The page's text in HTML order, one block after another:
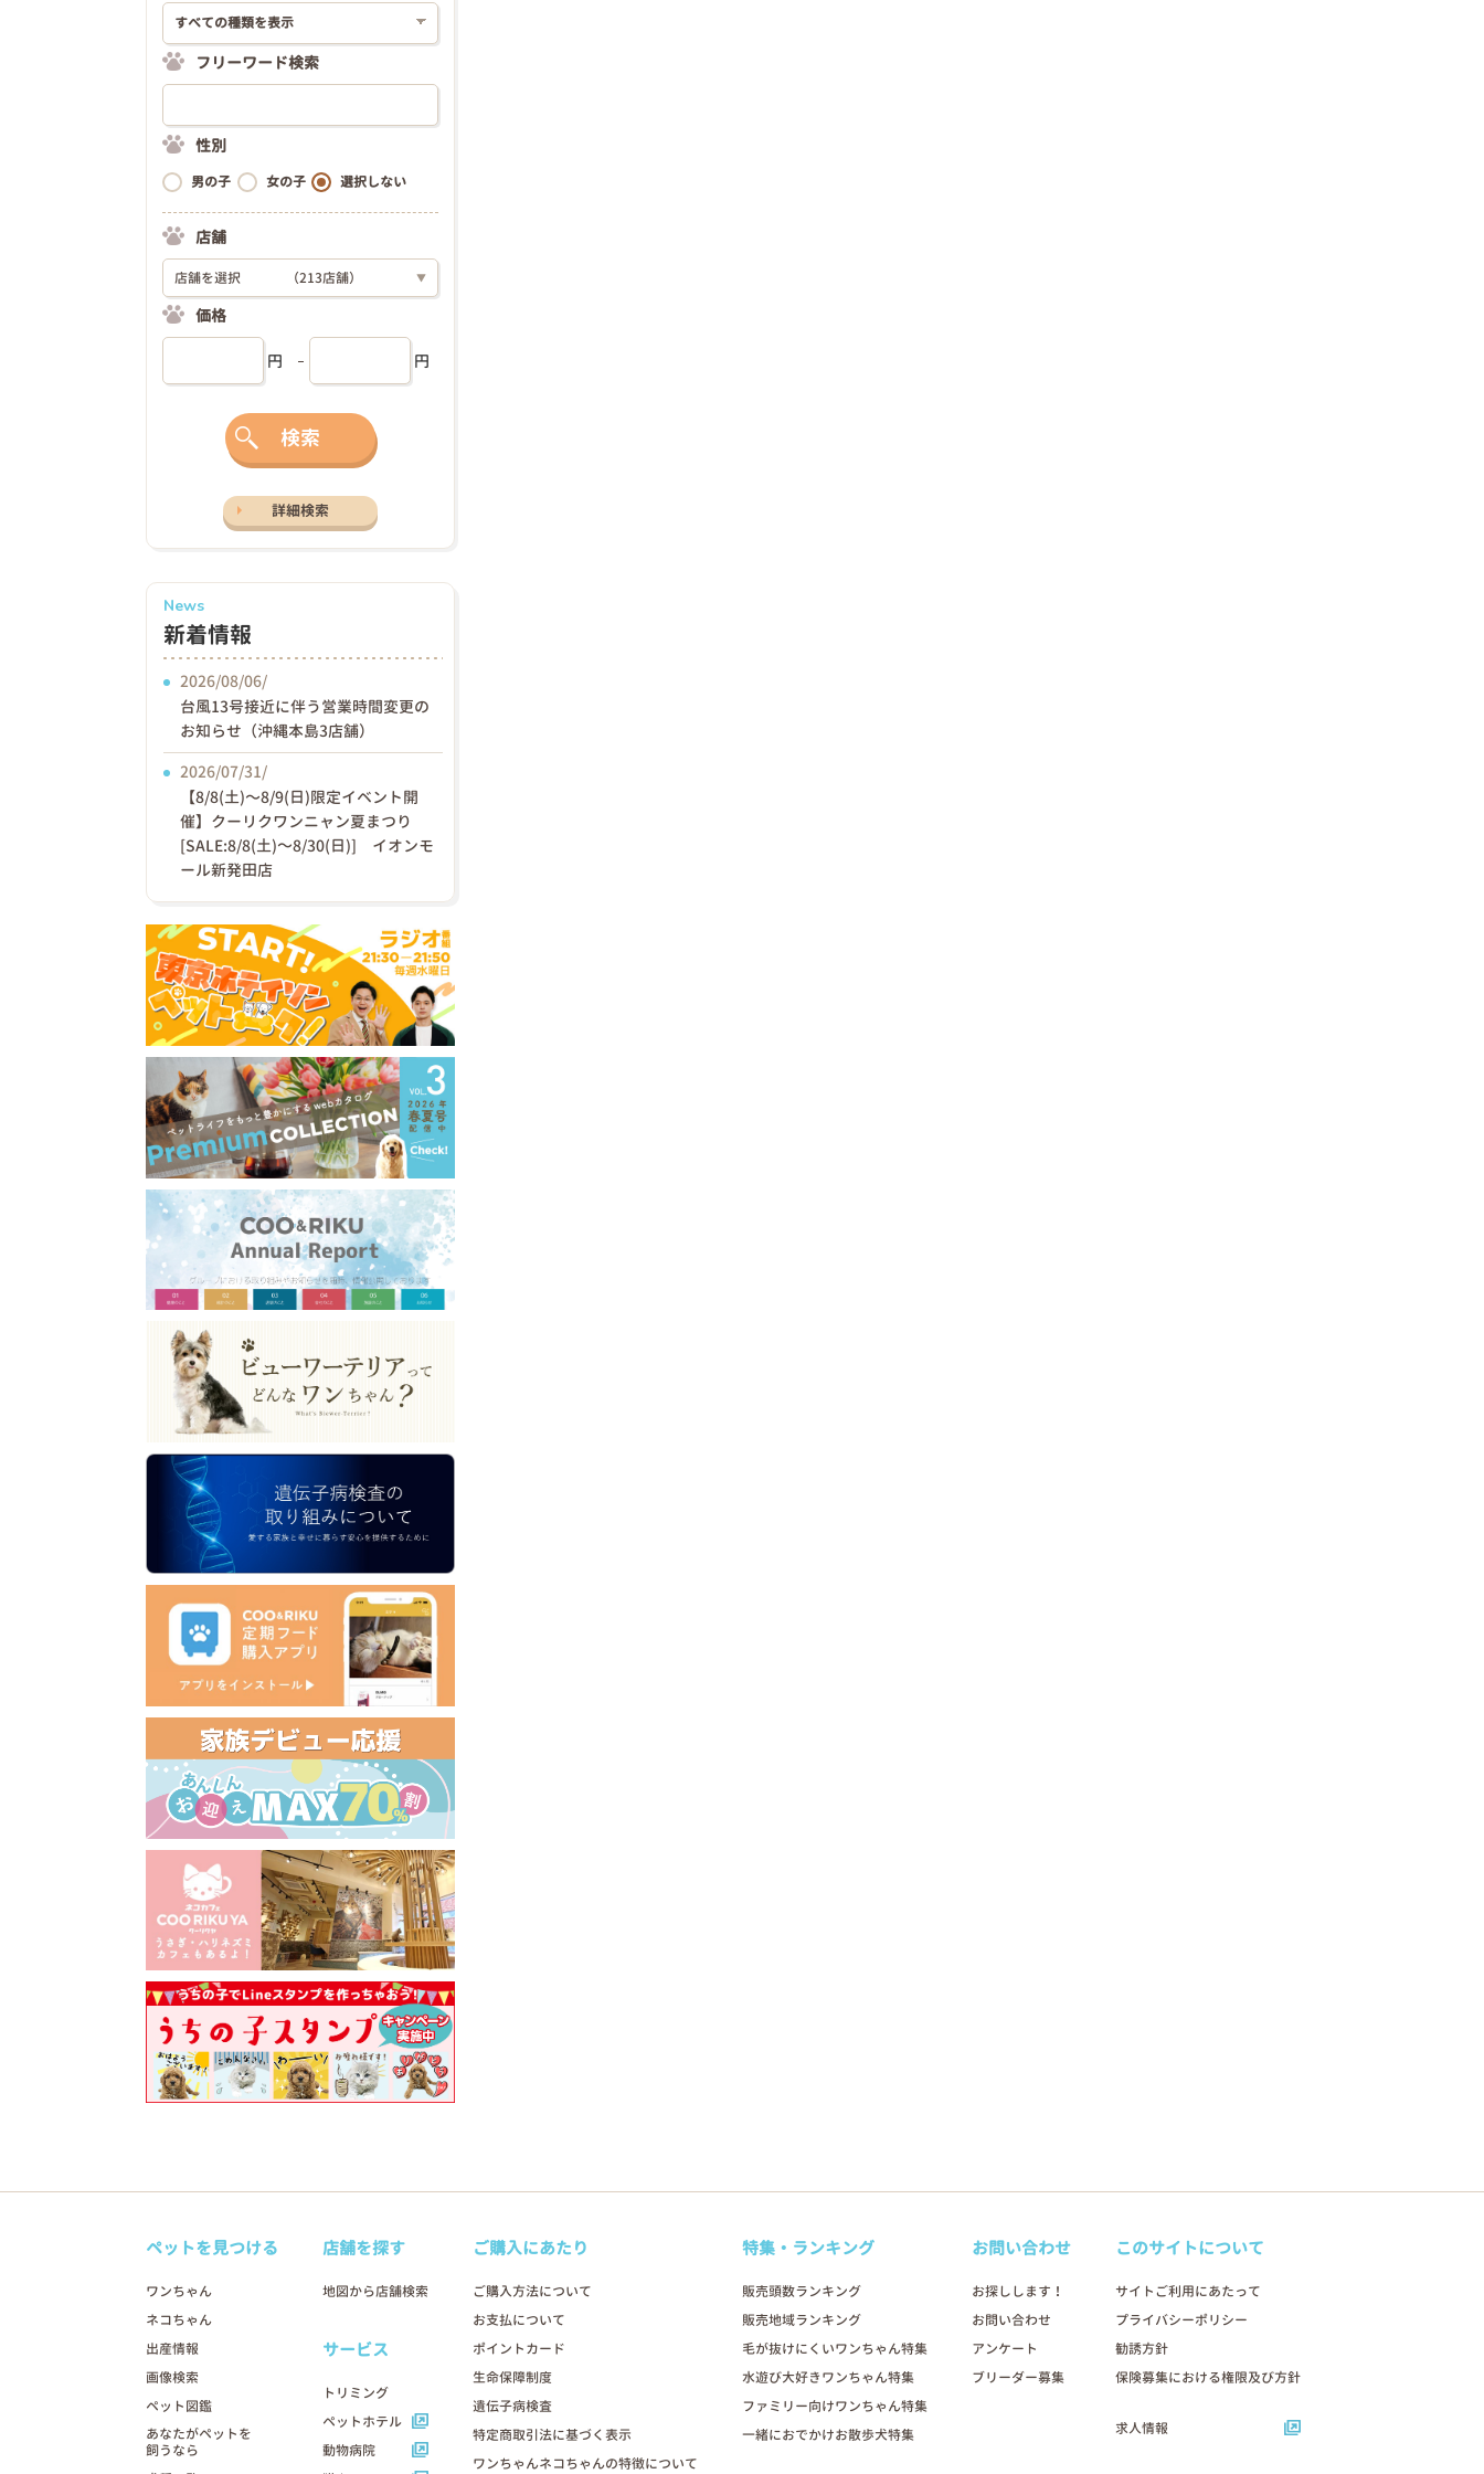
フリーワード検索
性別
男の子 女の子 選択しない
店舗
店舗を選択 （213店舗） ▼
価格
円 円
検索
詳細検索
News
新着情報
2026/08/06/
台風13号接近に伴う営業時間変更の
お知らせ（沖縄本島3店舗）
2026/07/31/
【8/8(土)〜8/9(日)限定イベント開
催】クーリクワンニャン夏まつり
[SALE:8/8(土)～8/30(日)] イオンモ
ール新発田店
ペットを見つける
ワンちゃん
ネコちゃん
出産情報
画像検索
ペット図鑑
あなたがペットを
飼うなら
店舗を探す
地図から店舗検索
サービス
トリミング
ペットホテル
動物病院
ご購入にあたり
ご購入方法について
お支払について
ポイントカード
生命保障制度
遺伝子病検査
特定商取引法に基づく表示
ワンちゃんネコちゃんの特徴について
特集・ランキング
販売頭数ランキング
販売地域ランキング
毛が抜けにくいワンちゃん特集
水遊び大好きワンちゃん特集
ファミリー向けワンちゃん特集
一緒におでかけお散歩犬特集
お問い合わせ
お探しします！
お問い合わせ
アンケート
ブリーダー募集
このサイトについて
サイトご利用にあたって
プライバシーポリシー
勧誘方針
保険募集における権限及び方針
求人情報